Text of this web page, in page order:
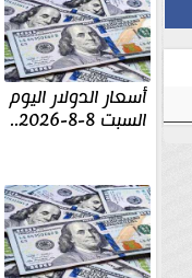
أسعار الدولار اليوم
السبت 8-8-2026..